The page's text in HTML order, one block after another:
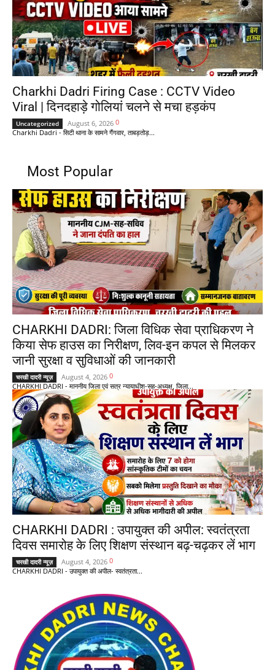
Charkhi Dadri Firing Case : CCTV Video
Viral | दिनदहाड़े गोलियां चलने से मचा हड़कंप
Uncategorized August 6, 2026 0
Charkhi Dadri - सिटी थाना के सामने गैंगवार, ताबड़तोड़...
Most Popular
CHARKHI DADRI: जिला विधिक सेवा प्राधिकरण ने
किया सेफ हाउस का निरीक्षण, लिव-इन कपल से मिलकर
जानी सुरक्षा व सुविधाओं की जानकारी
चरखी दादरी न्यूज़ August 4, 2026 0
CHARKHI DADRI - माननीय जिला एवं सत्र न्यायाधीश-सह-अध्यक्ष, जिला...
CHARKHI DADRI : उपायुक्त की अपील: स्वतंत्रता
दिवस समारोह के लिए शिक्षण संस्थान बढ़-चढ़कर लें भाग
चरखी दादरी न्यूज़ August 4, 2026 0
CHARKHI DADRI - उपायुक्त की अपील- स्वतंत्रता...